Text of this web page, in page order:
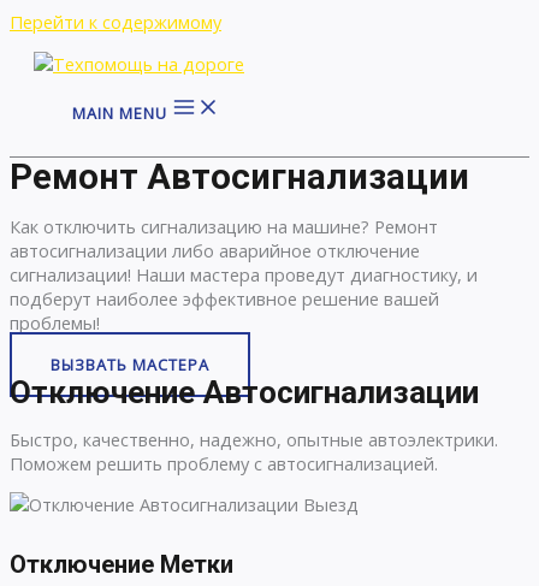
Перейти к содержимому
MAIN MENU
Ремонт Автосигнализации
Как отключить сигнализацию на машине? Ремонт
автосигнализации либо аварийное отключение
сигнализации! Наши мастера проведут диагностику, и
подберут наиболее эффективное решение вашей
проблемы!
ВЫЗВАТЬ МАСТЕРА
Отключение Автосигнализации
Быстро, качественно, надежно, опытные автоэлектрики.
Поможем решить проблему с автосигнализацией.
Отключение Метки